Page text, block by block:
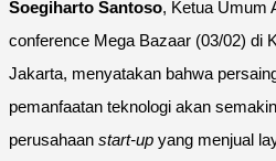
Soegiharto Santoso, Ketua Umum
conference Mega Bazaar (03/02) di
Jakarta, menyatakan bahwa
pemanfaatan teknologi akan
perusahaan start-up yang menjual